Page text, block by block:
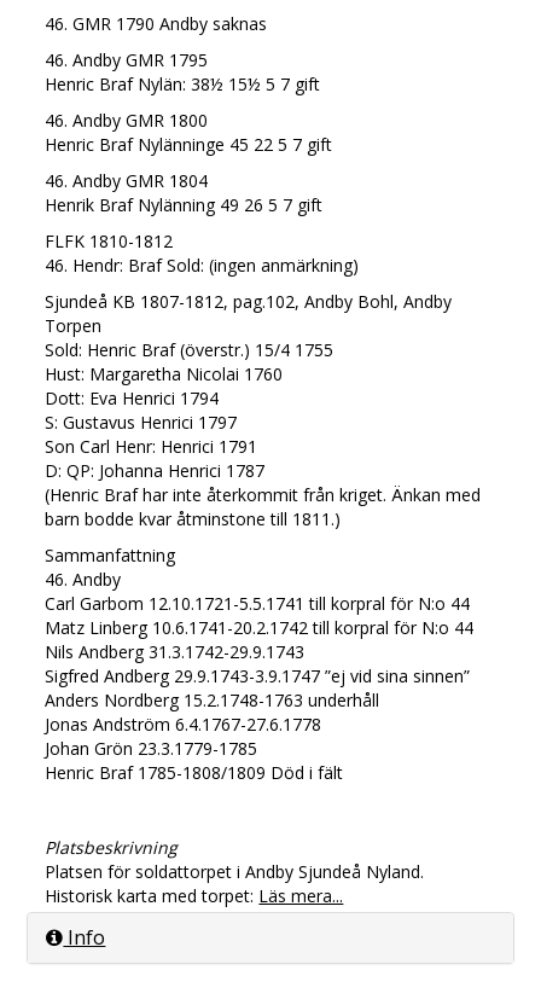
46. GMR 1790 Andby saknas
46. Andby GMR 1795
Henric Braf Nylän: 38½ 15½ 5 7 gift
46. Andby GMR 1800
Henric Braf Nylänninge 45 22 5 7 gift
46. Andby GMR 1804
Henrik Braf Nylänning 49 26 5 7 gift
FLFK 1810-1812
46. Hendr: Braf Sold: (ingen anmärkning)
Sjundeå KB 1807-1812, pag.102, Andby Bohl, Andby
Torpen
Sold: Henric Braf (överstr.) 15/4 1755
Hust: Margaretha Nicolai 1760
Dott: Eva Henrici 1794
S: Gustavus Henrici 1797
Son Carl Henr: Henrici 1791
D: QP: Johanna Henrici 1787
(Henric Braf har inte återkommit från kriget. Änkan med
barn bodde kvar åtminstone till 1811.)
Sammanfattning
46. Andby
Carl Garbom 12.10.1721-5.5.1741 till korpral för N:o 44
Matz Linberg 10.6.1741-20.2.1742 till korpral för N:o 44
Nils Andberg 31.3.1742-29.9.1743
Sigfred Andberg 29.9.1743-3.9.1747 ”ej vid sina sinnen”
Anders Nordberg 15.2.1748-1763 underhåll
Jonas Andström 6.4.1767-27.6.1778
Johan Grön 23.3.1779-1785
Henric Braf 1785-1808/1809 Död i fält
Platsbeskrivning
Platsen för soldattorpet i Andby Sjundeå Nyland.
Historisk karta med torpet: Läs mera...
Info